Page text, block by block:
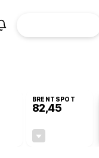
BRENTSPOT
82,45